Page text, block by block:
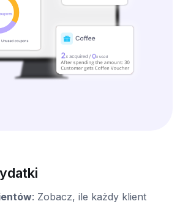
: Zobacz, ile każdy klient